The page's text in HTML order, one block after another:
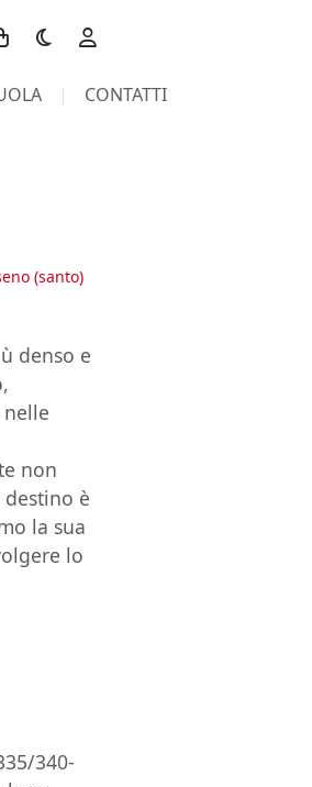
Toggle theme
CONTATTI
(santo)
denso e
non
è
la sua
lo
340-